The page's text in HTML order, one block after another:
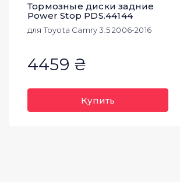
Тормозные диски задние
Power Stop PDS.44144
для Toyota Camry 3.5 2006-2016
4459 ₴
Купить